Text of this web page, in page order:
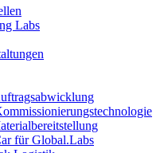
Labs
für Global.Labs